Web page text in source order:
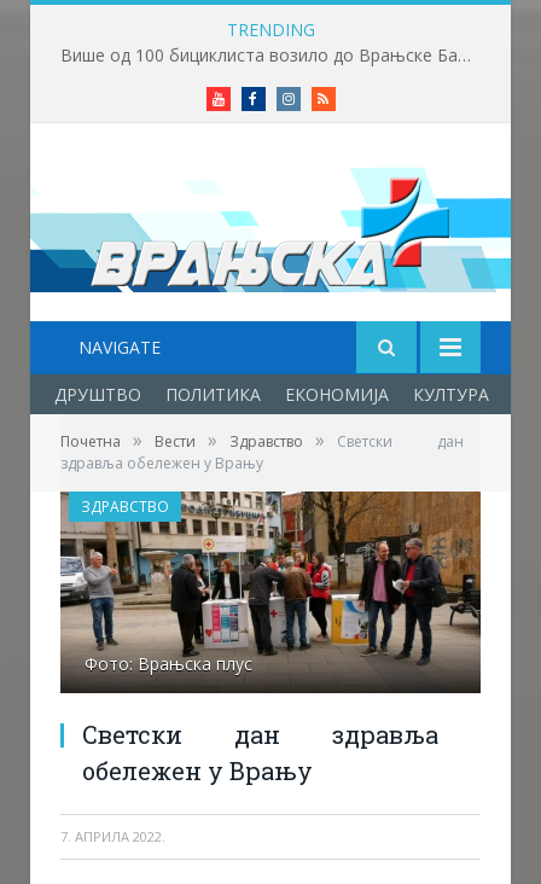
TRENDING
Више од 100 бициклиста возило до Врањске Бање
YoutubeFacebookInstagram
RSS
NAVIGATE
ДРУШТВО ПОЛИТИКА ЕКОНОМИЈА КУЛТУРА
Почетна » Вести » Здравство »
Светски дан
здравља обележен у Врању
Фото: Врањска плус
Светски дан здравља
обележен у Врању
7. АПРИЛА 2022.
ЗДРАВСТВО